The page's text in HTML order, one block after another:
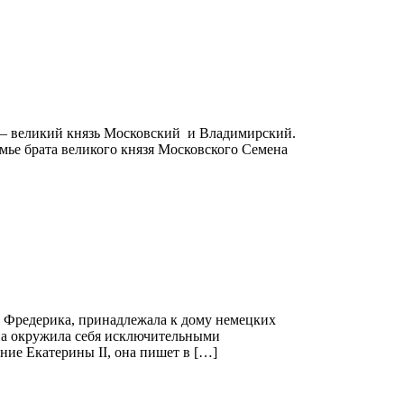
великий князь Московский и Владимирский.
брата великого князя Московского Семена
принадлежала к дому немецких
окружила себя исключительными
Екатерины II, она пишет в […]